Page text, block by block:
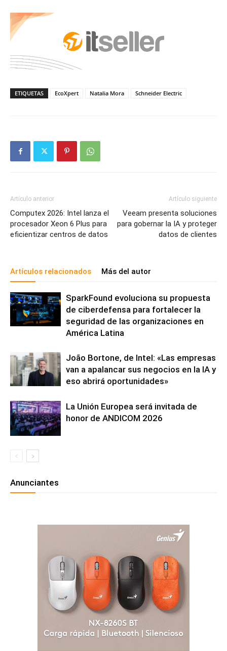
ETIQUETAS EcoXpert Natalia Mora Schneider Electric
Artículo anterior
Computex 2026: Intel lanza el
procesador Xeon 6 Plus para
eficientizar centros de datos
Artículo siguiente
Veeam presenta soluciones
para gobernar la IA y proteger
datos de clientes
Artículos relacionados Más del autor
SparkFound evoluciona su propuesta
de ciberdefensa para fortalecer la
seguridad de las organizaciones en
América Latina
João Bortone, de Intel: «Las empresas
van a apalancar sus negocios en la IA y
eso abrirá oportunidades»
La Unión Europea será invitada de
honor de ANDICOM 2026
Anunciantes